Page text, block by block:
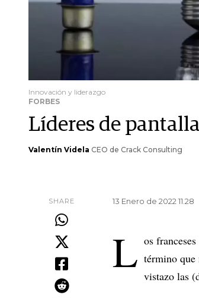
Innovación y liderazgo
FORBES
Líderes de
Valentín Videla CEO de Crack Consulting
SHARE 13 Enero de 2022 11.28
L os
término que
vistazo las